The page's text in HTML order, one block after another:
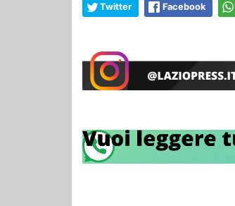
Twitter Facebook